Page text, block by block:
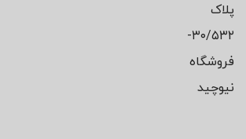
پلاک
۳۰/۵۳۲-
فروشگاه
نیوچید